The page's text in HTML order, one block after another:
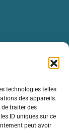
technologies telles
des appareils.
traiter des
ID uniques sur ce
peut avoir
Et
Locaux
Avignon